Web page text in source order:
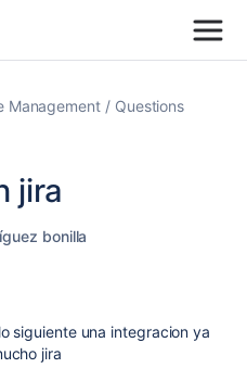
Management
Questions
jira
bonilla
siguiente una integracion ya
jira